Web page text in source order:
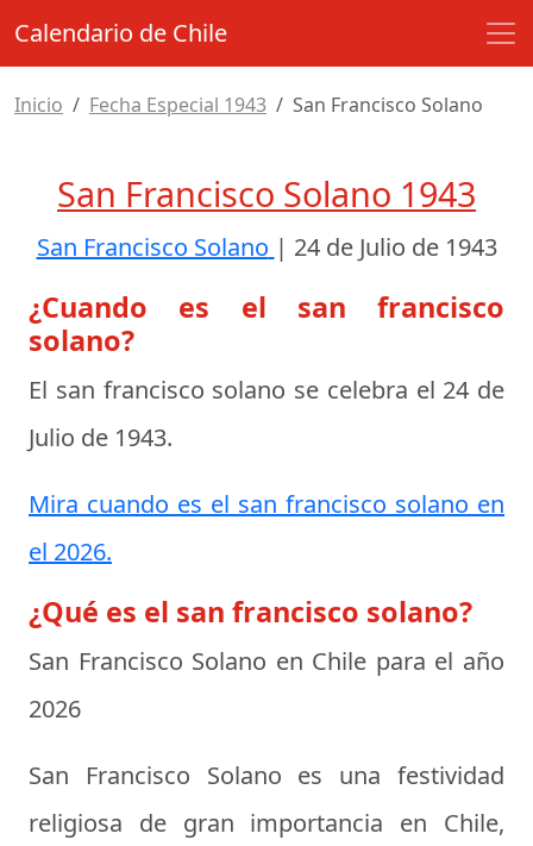
Calendario de Chile
Inicio Fecha Especial 1943 San Francisco Solano
San Francisco Solano 1943
San Francisco Solano | 24 de Julio de 1943
¿Cuando es el san francisco
solano?
El san francisco solano se celebra el 24 de
Julio de 1943.
Mira cuando es el san francisco solano en
el 2026.
¿Qué es el san francisco solano?
San Francisco Solano en Chile para el año
2026
San Francisco Solano es una festividad
religiosa de gran importancia en Chile,